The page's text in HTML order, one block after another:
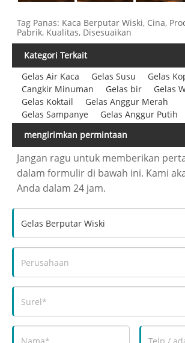
Tag Panas: Kaca Berputar Wiski, Cina,
Pabrik, Kualitas, Disesuaikan
Kategori Terkait
Gelas Air Kaca
Gelas Susu
Gelas
Cangkir Minuman
Gelas bir
Gelas
Gelas Koktail
Gelas Anggur Merah
Gelas Sampanye
Gelas Anggur Putih
mengirimkan permintaan
Jangan ragu untuk memberikan
dalam formulir di bawah ini. Kami
Anda dalam 24 jam.